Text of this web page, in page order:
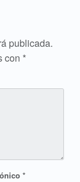
publicada.
con *
*